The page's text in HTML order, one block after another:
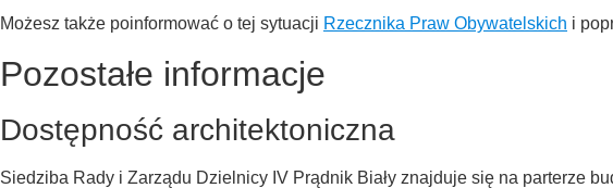
Możesz także poinformować o tej sytuacji Rzecznika Praw Obywatelskich i
Pozostałe informacje
Dostępność architektoniczna
Siedziba Rady i Zarządu Dzielnicy IV Prądnik Biały znajduje się na parterze